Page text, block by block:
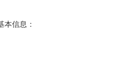
信息：